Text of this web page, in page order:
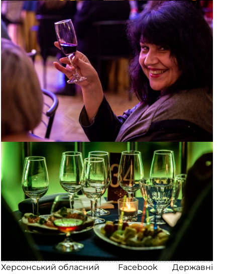
Херсонський обласний
Facebook
Державні